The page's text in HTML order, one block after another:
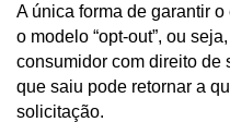
A única forma de garantir
o modelo “opt-out”, ou
consumidor com direito de
que saiu pode retornar a
solicitação.